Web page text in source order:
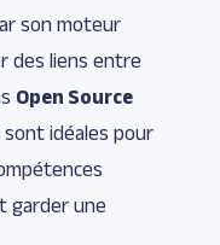
son moteur
des liens entre
Open Source
idéales pour
garder une